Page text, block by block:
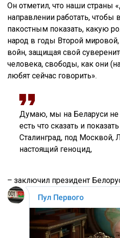
Он отметил, что наши страны
направлении работать,
пакостным показать, какую
народ в годы Второй
войн, защищая свой
человека, свободы, как они
любят сейчас говорить».
Думаю, мы на Беларуси не
есть что сказать и
Сталинград, под Москвой,
настоящий геноцид,
– заключил президент